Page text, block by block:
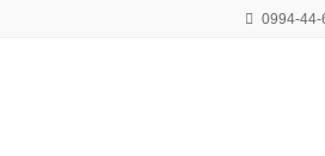
0994-44-